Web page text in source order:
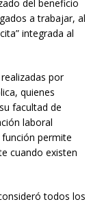
del beneficio
a trabajar, al
integrada al
por
quienes
facultad de
laboral
permite
cuando existen
todos los